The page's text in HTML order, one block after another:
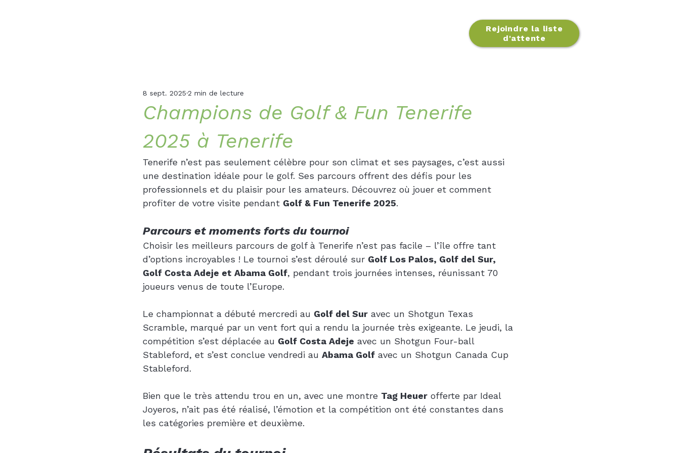
Rejoindre la liste
d'attente
Champions de Golf & Fun Tenerife
2025 à Tenerife
8 sept. 2025 2 min de lecture
Tenerife n’est pas seulement célèbre pour son climat et ses paysages, c’est aussi
une destination idéale pour le golf. Ses parcours offrent des défis pour les
professionnels et du plaisir pour les amateurs. Découvrez où jouer et comment
profiter de votre visite pendant Golf & Fun Tenerife 2025.
Parcours et moments forts du tournoi
Choisir les meilleurs parcours de golf à Tenerife n’est pas facile – l’île offre tant
d’options incroyables ! Le tournoi s’est déroulé sur Golf Los Palos, Golf del Sur,
Golf Costa Adeje et Abama Golf, pendant trois journées intenses, réunissant 70
joueurs venus de toute l’Europe.
Le championnat a débuté mercredi au Golf del Sur avec un Shotgun Texas
Scramble, marqué par un vent fort qui a rendu la journée très exigeante. Le jeudi, la
compétition s’est déplacée au Golf Costa Adeje avec un Shotgun Four-ball
Stableford, et s’est conclue vendredi au Abama Golf avec un Shotgun Canada Cup
Stableford.
Bien que le très attendu trou en un, avec une montre Tag Heuer offerte par Ideal
Joyeros, n’ait pas été réalisé, l’émotion et la compétition ont été constantes dans
les catégories première et deuxième.